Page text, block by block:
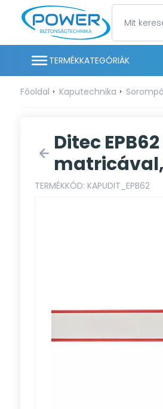
TERMÉKKATEGÓRIÁK
Főoldal Kaputechnika
Ditec
TERMÉKKÓD: KAPUDIT_EPB62